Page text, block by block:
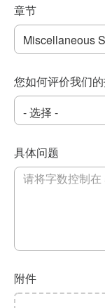
章节
您如何评价我们的
具体问题
附件